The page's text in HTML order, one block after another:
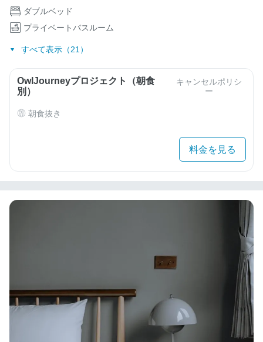
ダブルベッド
プライベートバスルーム
すべて表示（21）
OwlJourneyプロジェクト（朝食
別）
キャンセルポリシ
ー
朝食抜き
料金を見る